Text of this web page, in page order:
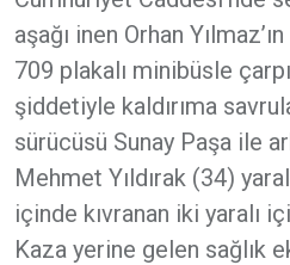
aşağı inen Orhan
709 plakalı minibüsle
şiddetiyle kaldırıma
sürücüsü Sunay Paşa ile
Mehmet Yıldırak (34)
içinde kıvranan iki yaralı
Kaza yerine gelen sağlık